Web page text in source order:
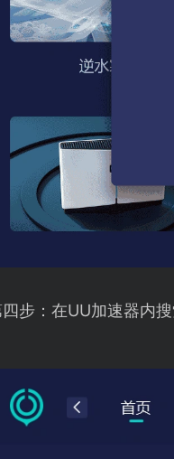
步：在UU加速器内